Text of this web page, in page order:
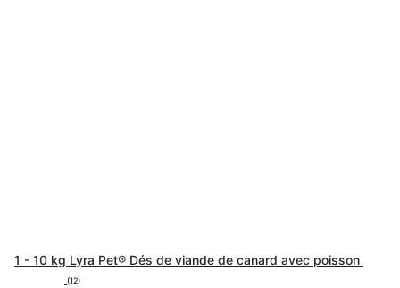
1 - 10 kg Lyra Pet® Dés de viande de canard avec poisson
(12)